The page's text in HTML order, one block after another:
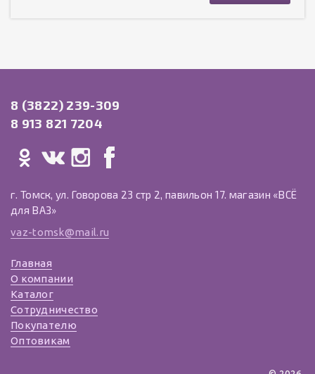
8 (3822) 239-309
8 913 821 7204
г. Томск, ул. Говорова 23 стр 2, павильон 17. магазин «ВСЁ
для ВАЗ»
vaz-tomsk@mail.ru
Главная
О компании
Каталог
Сотрудничество
Покупателю
Оптовикам